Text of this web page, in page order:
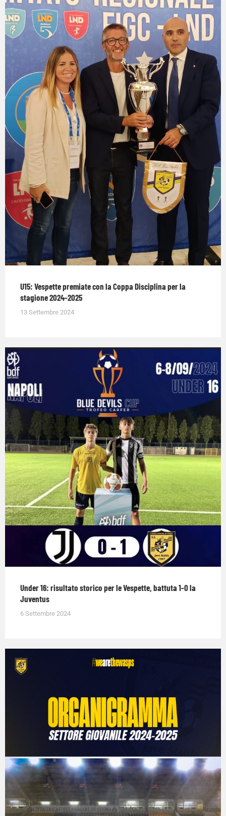
U15: Vespette premiate con la Coppa Disciplina per la
stagione 2024-2025
13 Settembre 2024
Under 16: risultato storico per le Vespette, battuta 1-0 la
Juventus
6 Settembre 2024